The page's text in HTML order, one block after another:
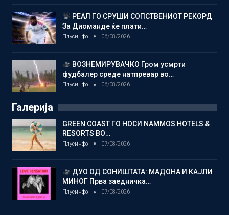
РЕАЛ ГО СРУШИ СОПСТВЕНИОТ РЕКОРД
За Диоманде ќе плати…
Плусинфо 06/08/2026
ВОЗНЕМИРУВАЧКО Гром усмрти
фудбалер среде натпревар во…
Плусинфо 06/08/2026
Галерија
GREEN COAST ГО НОСИ NAMMOS HOTELS &
RESORTS ВО…
Плусинфо 07/08/2026
ДУО ОД СОНИШТАТА: МАДОНА И КАЈЛИ
МИНОГ Прва заедничка…
Плусинфо 07/08/2026